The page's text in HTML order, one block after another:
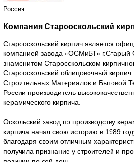
Россия
Компания Старооскольский
Старооскольский кирпич является
компанией завода «ОСМиБТ» г.Старый
знаменитом Старооскольском
Старооскольский облицовочный
Строительных Материалов и Бытовой
России производитель
керамического кирпича.
Оскольский завод по производству
кирпича начал свою историю в 1989
благодаря своим отличным
получила признание у строителей и